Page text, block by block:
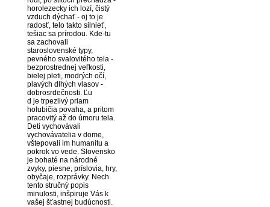
horolezecky ich lozí, čistý
vzduch dýchať - oj to je
radosť, telo takto silnieť,
tešiac sa prírodou. Kde-tu
sa zachovali
staroslovenské typy,
pevného svalovitého tela -
bezprostrednej veľkosti,
bielej pleti, modrých očí,
plavých dlhých vlasov -
dobrosrdečnosti. Ľu
d je trpezlivý priam
holubičia povaha, a pritom
pracovitý až do úmoru tela.
Deti vychovávali
vychovávatelia v dome,
vštepovali im humanitu a
pokrok vo vede. Slovensko
je bohaté na národné
zvyky, piesne, príslovia, hry,
obyčaje, rozprávky. Nech
tento stručný popis
minulosti, inšpiruje Vás k
vašej šťastnej budúcnosti.